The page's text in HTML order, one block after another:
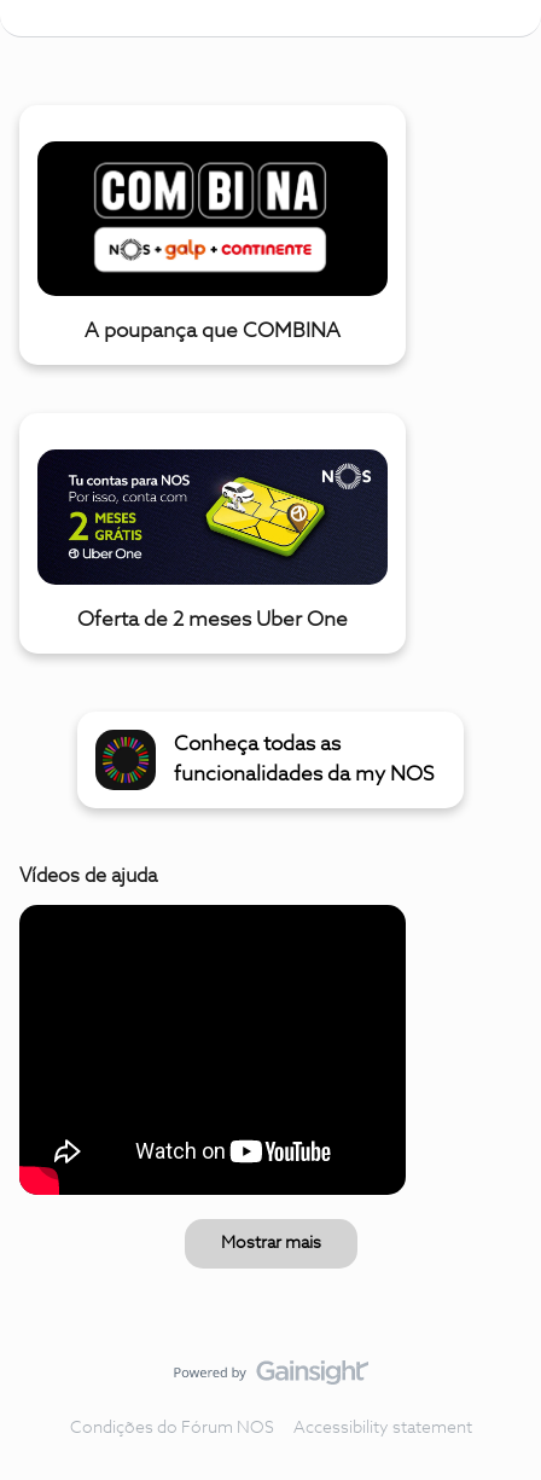
A poupança que COMBINA
Oferta de 2 meses Uber One
Conheça todas as
funcionalidades da my NOS
Vídeos de ajuda
Mostrar mais
Condições do Fórum NOS Accessibility statement